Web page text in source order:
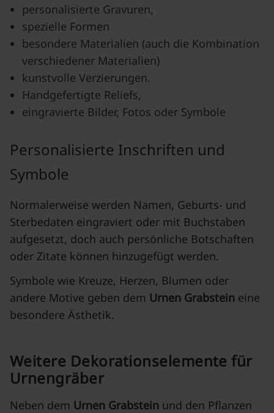
personalisierte Gravuren,
spezielle Formen
besondere Materialien (auch die Kombination
verschiedener Materialien)
kunstvolle Verzierungen.
Handgefertigte Reliefs,
eingravierte Bilder, Fotos oder Symbole
Personalisierte Inschriften und
Symbole
Normalerweise werden Namen, Geburts- und
Sterbedaten eingraviert oder mit Buchstaben
aufgesetzt, doch auch persönliche Botschaften
oder Zitate können hinzugefügt werden.
Symbole wie Kreuze, Herzen, Blumen oder
andere Motive geben dem Urnen Grabstein eine
besondere Ästhetik.
Weitere Dekorationselemente für
Urnengräber
Neben dem Urnen Grabstein und den Pflanzen